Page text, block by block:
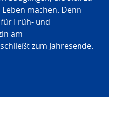
machen. Denn
Früh- und
am
zum Jahresende.